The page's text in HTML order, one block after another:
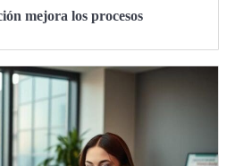
mejora los procesos